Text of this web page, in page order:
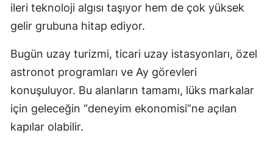
ileri teknoloji algısı taşıyor hem de çok yüksek
gelir grubuna hitap ediyor.
Bugün uzay turizmi, ticari uzay istasyonları, özel
astronot programları ve Ay görevleri
konuşuluyor. Bu alanların tamamı, lüks markalar
için geleceğin “deneyim ekonomisi”ne açılan
kapılar olabilir.